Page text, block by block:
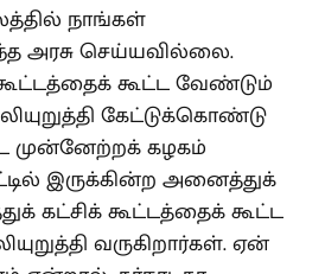
நாங்கள்
அரசு செய்யவில்லை.
கூட்ட வேண்டும்
கேட்டுக்கொண்டு
முன்னேற்றக் கழகம்
இருக்கின்ற அனைத்துக்
கட்சிக் கூட்டத்தைக் கூட்ட
வருகிறார்கள். ஏன்